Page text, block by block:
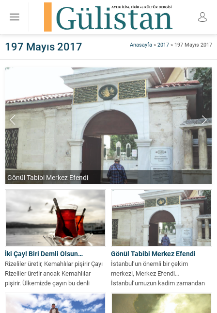
Anasayfa » 2017 » 197 Mayıs 2017
197 Mayıs 2017
Gönül Tabibi Merkez Efendi
İki Çay! Biri Demli Olsun…
Rizeliler üretir, Kemahlılar pişirir Çayı
Rizeliler üretir ancak Kemahlılar
pişirir. Ülkemizde çayın bu denli
sevilmesinde,...
Gönül Tabibi Merkez Efendi
İstanbul’un önemli bir çekim
merkezi, Merkez Efendi…
İstanbul’umuzun kadim zamandan
beri bazı çekim merkezleri vardır....